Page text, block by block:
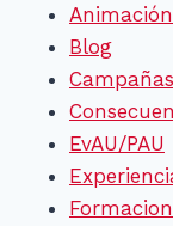
Blog
EvAU/PAU
Formacion